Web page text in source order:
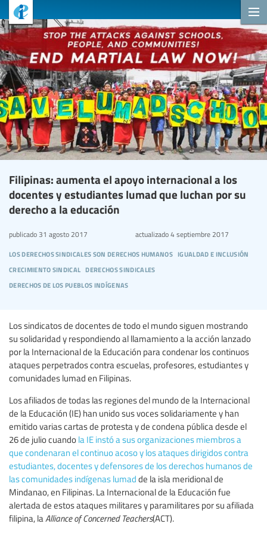
Filipinas: aumenta el apoyo internacional a los
docentes y estudiantes lumad que luchan por su
derecho a la educación
los derechos sindicales son derechos humanos igualdad e inclusión
crecimiento sindical derechos sindicales
derechos de los pueblos indígenas
publicado 31 agosto 2017 actualizado4 septiembre 2017
Los sindicatos de docentes de todo el mundo siguen mostrando
su solidaridad y respondiendo al llamamiento a la acción lanzado
por la Internacional de la Educación para condenar los continuos
ataques perpetrados contra escuelas, profesores, estudiantes y
comunidades lumad en Filipinas.
Los afiliados de todas las regiones del mundo de la Internacional
de la Educación (IE) han unido sus voces solidariamente y han
emitido varias cartas de protesta y de condena pública desde el
26 de julio cuando la IE instó a sus organizaciones miembros a
que condenaran el continuo acoso y los ataques dirigidos contra
estudiantes, docentes y defensores de los derechos humanos de
las comunidades indígenas lumad de la isla meridional de
Mindanao, en Filipinas. La Internacional de la Educación fue
alertada de estos ataques militares y paramilitares por su afiliada
filipina, la Alliance of Concerned Teachers(ACT).